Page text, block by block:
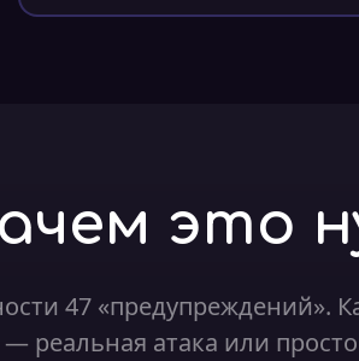
это
47 «предупреждений».
реальная атака или